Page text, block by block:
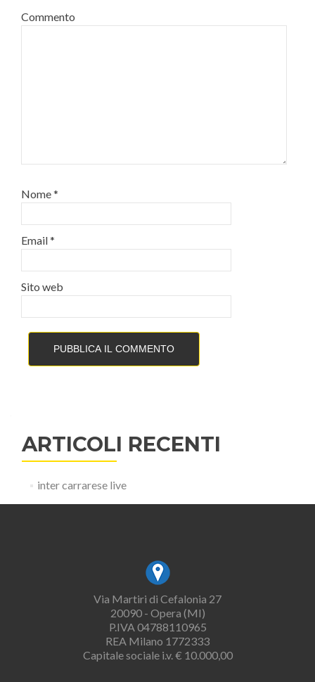
Commento
Nome*
Email*
Sito web
ARTICOLI RECENTI
inter carrarese live
Via Martiri di Cefalonia 27
20090 - Opera (MI)
P.IVA 04788110965
REA Milano 1772333
Capitale sociale i.v. € 10.000,00